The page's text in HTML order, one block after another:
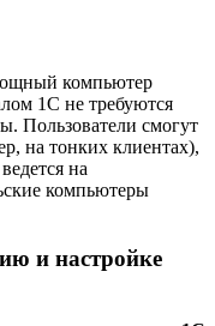
компьютер
1С не требуются
Пользователи смогут
на тонких клиентах),
на
компьютеры
и настройке